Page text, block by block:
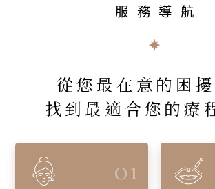
服務導航
從您最在意的困
找到最適合您的療
01